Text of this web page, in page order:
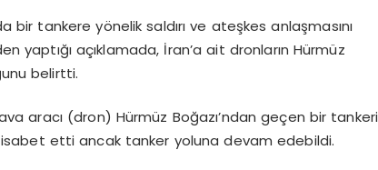
bir tankere yönelik saldırı ve ateşkes anlaşmasını
yaptığı açıklamada, İran’a ait dronların Hürmüz
belirtti.
aracı (dron) Hürmüz Boğazı’ndan geçen bir tankeri
etti ancak tanker yoluna devam edebildi.